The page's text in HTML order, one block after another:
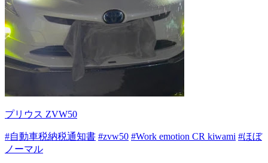
プリウス ZVW50
#自動車税納税通知書 #zvw50 #Work emotion CR kiwami #ほぼ
ノーマル